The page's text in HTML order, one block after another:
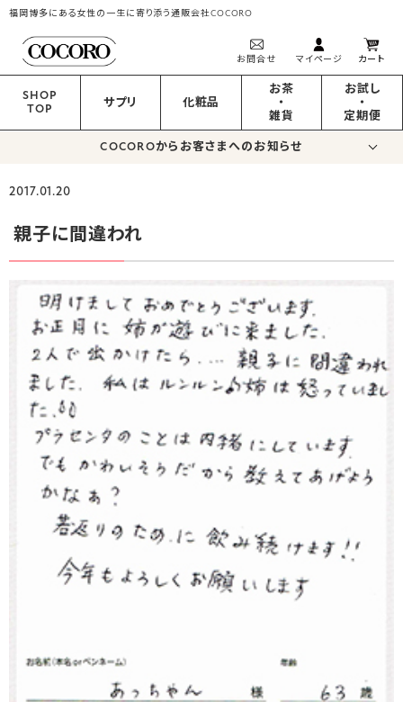
福岡博多にある女性の一生に寄り添う通販会社COCORO
お問合せ マイページ カート
SHOP
TOP
サプリ 化粧品
お茶
・
雑貨
お試し
・
定期便
COCOROからお客さまへのお知らせ
2017.01.20
親子に間違われ